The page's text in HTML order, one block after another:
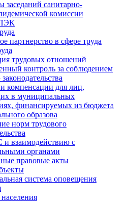
заседаний санитарно-
комиссии
партнерство в сфере труда
трудовых отношений
контроль за соблюдением
компенсации для лиц,
в муниципальных
финансируемых из бюджета
образова
норм трудового
взаимодействию с
органами
правовые акты
система оповещения